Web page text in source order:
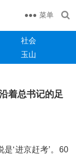
菜单
社会
玉山
着总书记的足
‘进京赶考’。60